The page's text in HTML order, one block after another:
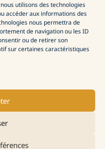
utilisons des technologies
accéder aux informations des
nous permettra de
de navigation ou les ID
ou de retirer son
sur certaines caractéristiques
(UE)